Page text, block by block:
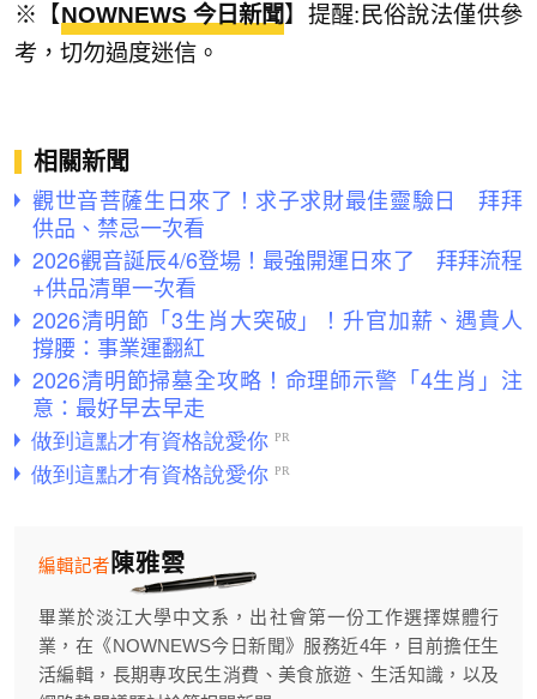
※【NOWNEWS 今日新聞】提醒:民俗說法僅供參
考，切勿過度迷信。
相關新聞
觀世音菩薩生日來了！求子求財最佳靈驗日 拜拜
供品、禁忌一次看
2026觀音誕辰4/6登場！最強開運日來了 拜拜流程
+供品清單一次看
2026清明節「3生肖大突破」！升官加薪、遇貴人
撐腰：事業運翻紅
2026清明節掃墓全攻略！命理師示警「4生肖」注
意：最好早去早走
陳雅雲
編輯記者
畢業於淡江大學中文系，出社會第一份工作選擇媒體行
業，在《NOWNEWS今日新聞》服務近4年，目前擔任生
活編輯，長期專攻民生消費、美食旅遊、生活知識，以及